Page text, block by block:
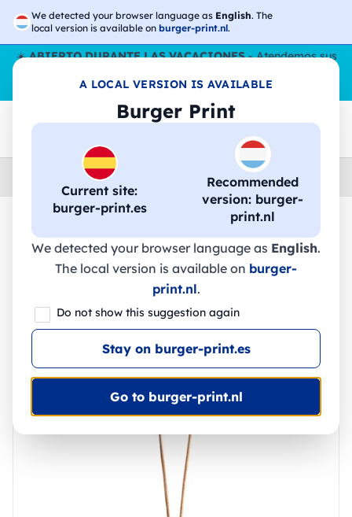
We detected your browser language as English. The
local version is available on burger-print.nl.
A LOCAL VERSION IS AVAILABLE
Burger Print
Current site:
burger-print.es
Recommended
version: burger-
print.nl
We detected your browser language as English.
The local version is available on burger-
print.nl.
Do not show this suggestion again
Stay on burger-print.es
Go to burger-print.nl
☀️ABIERTO DURANTE LAS VACACIONES- Atendemos sus
pedidos durante todo el verano, incluso en agosto.
Sin parar
😎🌴
Accesorios llaveros-y-cordones-personalizados
🔥 -30% de impresión DTF
75096. Juego de cordón largo de corcho
(Ø 5 mm) con mosquetón de gatillo de 9
mm y cierre de seguridad de Ø 5 mm. -
75096 - Stricker